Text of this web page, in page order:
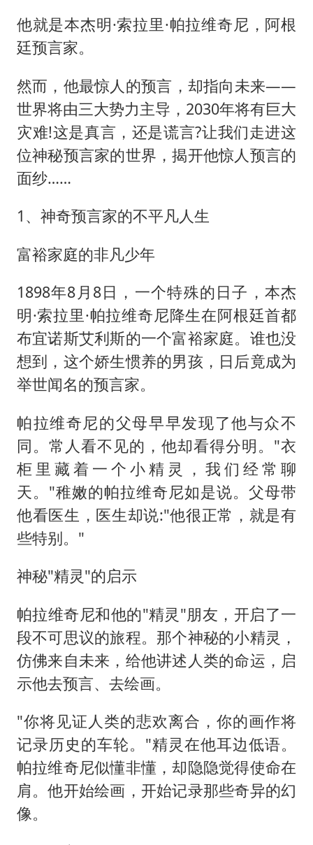
他就是本杰明·索拉里·帕拉维奇尼，阿根
廷预言家。
然而，他最惊人的预言，却指向未来——
世界将由三大势力主导，2030年将有巨大
灾难!这是真言，还是谎言?让我们走进这
位神秘预言家的世界，揭开他惊人预言的
面纱……
1、神奇预言家的不平凡人生
富裕家庭的非凡少年
1898年8月8日，一个特殊的日子，本杰
明·索拉里·帕拉维奇尼降生在阿根廷首都
布宜诺斯艾利斯的一个富裕家庭。谁也没
想到，这个娇生惯养的男孩，日后竟成为
举世闻名的预言家。
帕拉维奇尼的父母早早发现了他与众不
同。常人看不见的，他却看得分明。"衣
柜里藏着一个小精灵，我们经常聊
天。"稚嫩的帕拉维奇尼如是说。父母带
他看医生，医生却说:"他很正常，就是有
些特别。"
神秘"精灵"的启示
帕拉维奇尼和他的"精灵"朋友，开启了一
段不可思议的旅程。那个神秘的小精灵，
仿佛来自未来，给他讲述人类的命运，启
示他去预言、去绘画。
"你将见证人类的悲欢离合，你的画作将
记录历史的车轮。"精灵在他耳边低语。
帕拉维奇尼似懂非懂，却隐隐觉得使命在
肩。他开始绘画，开始记录那些奇异的幻
像。